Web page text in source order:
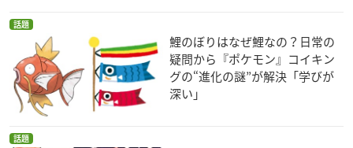
話題
鯉のぼりはなぜ鯉なの？日常の
疑問から『ポケモン』コイキン
グの“進化の謎”が解決「学びが
深い」
話題